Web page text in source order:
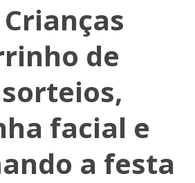
de
facial e
a festa